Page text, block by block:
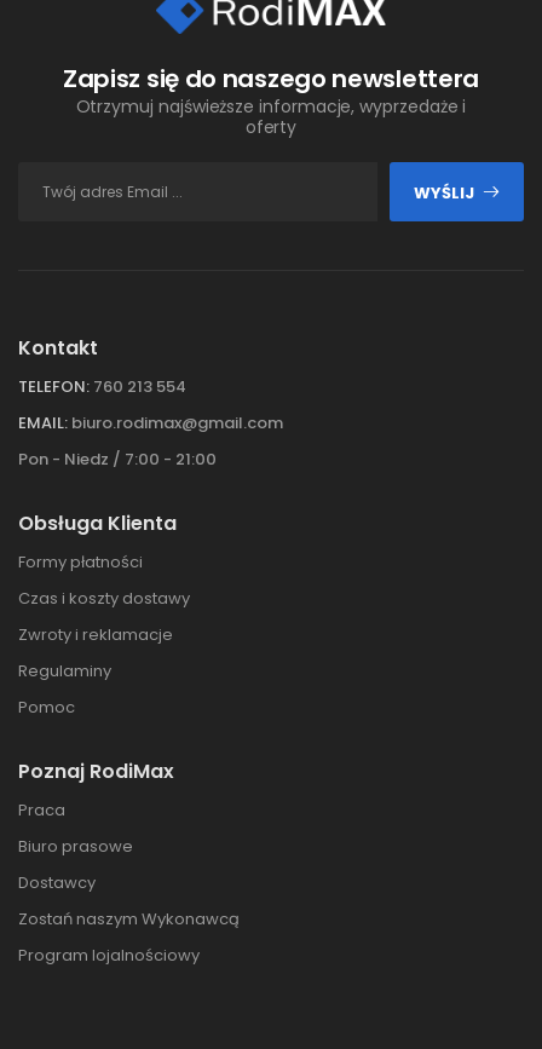
Zapisz się do naszego newslettera
Otrzymuj najświeższe informacje, wyprzedaże i
oferty
WYŚLIJ
Kontakt
TELEFON: 760 213 554
EMAIL: biuro.rodimax@gmail.com
Pon - Niedz / 7:00 - 21:00
Obsługa Klienta
Formy płatności
Czas i koszty dostawy
Zwroty i reklamacje
Regulaminy
Pomoc
Poznaj RodiMax
Praca
Biuro prasowe
Dostawcy
Zostań naszym Wykonawcą
Program lojalnościowy